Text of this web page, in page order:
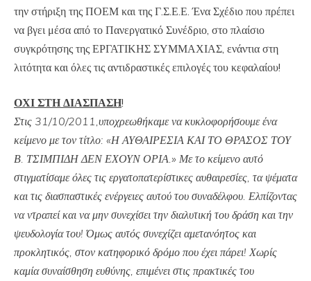
την στήριξη της ΠΟΕΜ και της Γ.Σ.Ε.Ε. Ένα Σχέδιο που πρέπει
να βγει μέσα από το Πανεργατικό Συνέδριο, στο πλαίσιο
συγκρότησης της ΕΡΓΑΤΙΚΗΣ ΣΥΜΜΑΧΙΑΣ, ενάντια στη
λιτότητα και όλες τις αντιδραστικές επιλογές του κεφαλαίου!
ΟΧΙ ΣΤΗ ΔΙΑΣΠΑΣΗ!
Στις 31/10/2011,υποχρεωθήκαμε να κυκλοφορήσουμε ένα
κείμενο με τον τίτλο: «Η ΑΥΘΑΙΡΕΣΙΑ ΚΑΙ ΤΟ ΘΡΑΣΟΣ ΤΟΥ
Β. ΤΣΙΜΠΙΔΗ ΔΕΝ ΕΧΟΥΝ ΟΡΙΑ.» Με το κείμενο αυτό
στιγματίσαμε όλες τις εργατοπατερίστικες αυθαιρεσίες, τα ψέματα
και τις διασπαστικές ενέργειες αυτού του συναδέλφου. Ελπίζοντας
να ντραπεί και να μην συνεχίσει την διαλυτική του δράση και την
ψευδολογία του! Όμως αυτός συνεχίζει αμετανόητος και
προκλητικός, στον κατηφορικό δρόμο που έχει πάρει! Χωρίς
καμία συναίσθηση ευθύνης, επιμένει στις πρακτικές του